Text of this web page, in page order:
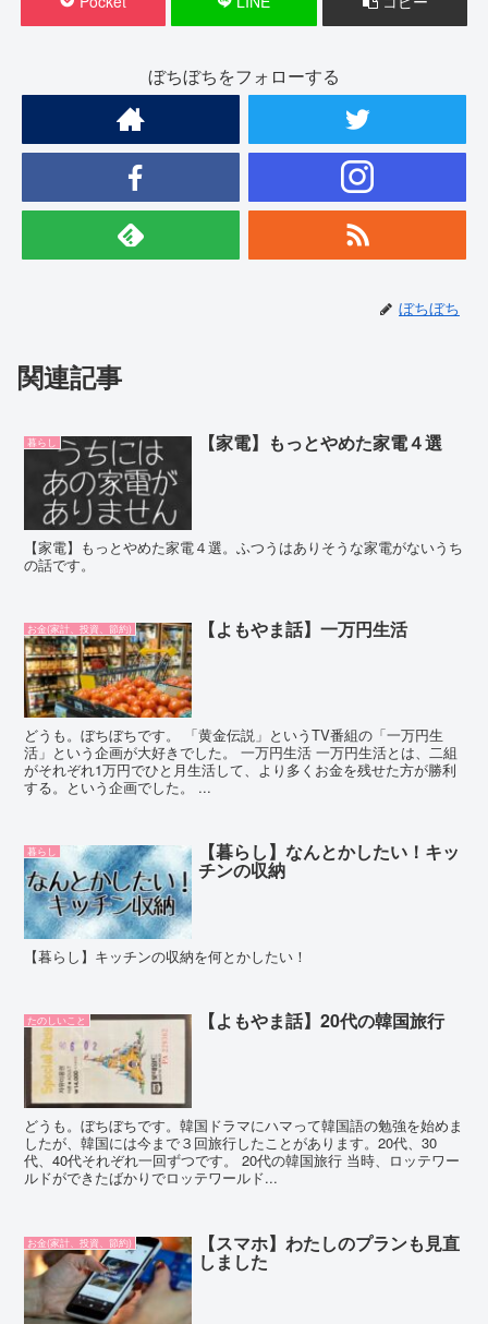
ぼちぼちをフォローする
ぼちぼち
関連記事
暮らし 【家電】もっとやめた家電４選
【家電】もっとやめた家電４選。ふつうはありそうな家電がないうち
の話です。
お金(家計、投資、節約) 【よもやま話】一万円生活
どうも。ぼちぼちです。 「黄金伝説」というTV番組の「一万円生
活」という企画が大好きでした。 一万円生活 一万円生活とは、二組
がそれぞれ1万円でひと月生活して、より多くお金を残せた方が勝利
する。という企画でした。 ...
暮らし 【暮らし】なんとかしたい！キッ
チンの収納
【暮らし】キッチンの収納を何とかしたい！
たのしいこと 【よもやま話】20代の韓国旅行
どうも。ぼちぼちです。韓国ドラマにハマって韓国語の勉強を始めま
したが、韓国には今まで３回旅行したことがあります。20代、30
代、40代それぞれ一回ずつです。 20代の韓国旅行 当時、ロッテワー
ルドができたばかりでロッテワールド...
お金(家計、投資、節約) 【スマホ】わたしのプランも見直
しました